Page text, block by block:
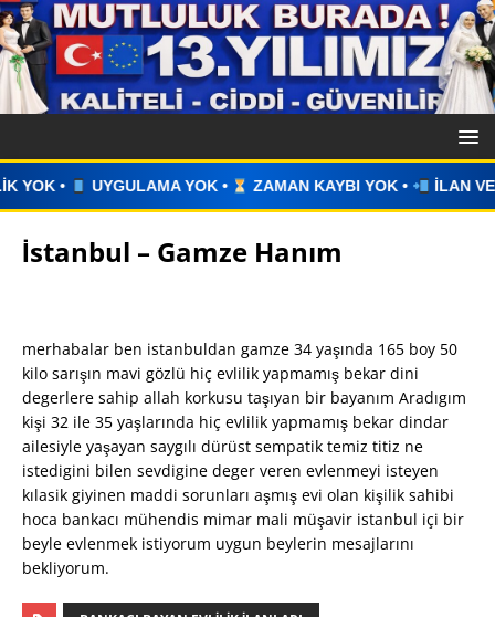
• ZAMAN KAYBI YOK • İLAN VERİN • WHATSAPP
İstanbul – Gamze Hanım
merhabalar ben istanbuldan gamze 34 yaşında 165 boy 50
kilo sarışın mavi gözlü hiç evlilik yapmamış bekar dini
degerlere sahip allah korkusu taşıyan bir bayanım Aradıgım
kişi 32 ile 35 yaşlarında hiç evlilik yapmamış bekar dindar
ailesiyle yaşayan saygılı dürüst sempatik temiz titiz ne
istedigini bilen sevdigine deger veren evlenmeyi isteyen
kılasik giyinen maddi sorunları aşmış evi olan kişilik sahibi
hoca bankacı mühendis mimar mali müşavir istanbul içi bir
beyle evlenmek istiyorum uygun beylerin mesajlarını
bekliyorum.